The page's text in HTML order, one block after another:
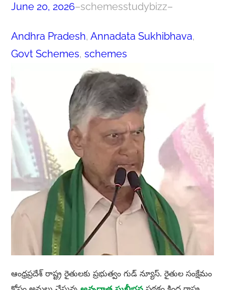
June 20, 2026–schemesstudybizz–
Andhra Pradesh, Annadata Sukhibhava
Govt Schemes, schemes
ఆంధ్రప్రదేశ్ రాష్ట్ర రైతులకు ప్రభుత్వం గుడ్ న్యూస్. రైతుల సంక్షేమం